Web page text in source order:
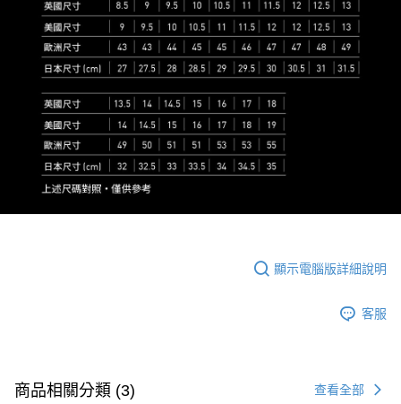
顯示電腦版詳細說明
客服
商品相關分類 (3) 查看全部